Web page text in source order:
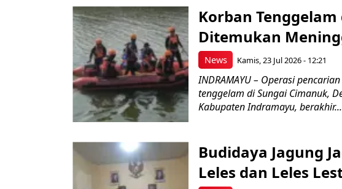
News
Korban
Ditemukan
Kamis, 23 Jul 2026 - 12:21
INDRAMAYU – Operasi
tenggelam di Sungai Cimanuk,
Kabupaten Indramayu, berakhir...
Budidaya Jagung
Leles dan Leles